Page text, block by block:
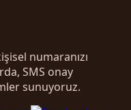
numaranızı
SMS onay
sunuyoruz.